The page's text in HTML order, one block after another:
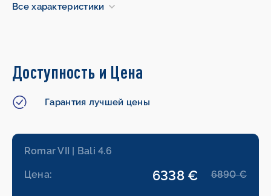
Все характеристики
Доступность и Цена
Гарантия лучшей цены
Romar VII | Bali 4.6
Цена: 6338 € 6890 €